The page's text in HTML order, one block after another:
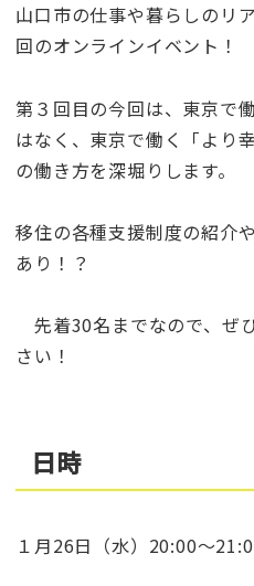
山口市の仕事や暮らしのリ
回のオンラインイベント！
第３回目の今回は、東京で
はなく、東京で働く「より
の働き方を深堀りします。
移住の各種支援制度の紹介
あり！？
先着30名までなので、ぜ
さい！
日時
１月26日（水）20:00～